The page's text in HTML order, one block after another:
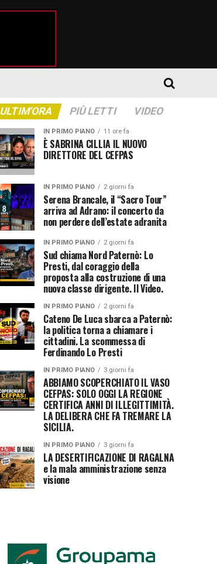
ULTIM'ORA PIÙ LETTI VIDEO
IN PRIMO PIANO 11 ore fa
È SABRINA CILLIA IL NUOVO
DIRETTORE DEL CEFPAS
IN PRIMO PIANO 2 giorni fa
Serena Brancale, il “Sacro Tour”
arriva ad Adrano: il concerto da
non perdere dell’estate adranita
IN PRIMO PIANO 2 giorni fa
Sud chiama Nord Paternò: Lo
Presti, dal coraggio della
proposta alla costruzione di una
nuova classe dirigente. Il Video.
IN PRIMO PIANO 2 giorni fa
Cateno De Luca sbarca a Paternò:
la politica torna a chiamare i
cittadini. La scommessa di
Ferdinando Lo Presti
IN PRIMO PIANO 3 giorni fa
ABBIAMO SCOPERCHIATO IL VASO
CEFPAS: SOLO OGGI LA REGIONE
CERTIFICA ANNI DI ILLEGITTIMITÀ.
LA DELIBERA CHE FA TREMARE LA
SICILIA.
IN PRIMO PIANO 3 giorni fa
LA DESERTIFICAZIONE DI RAGALNA
e la mala amministrazione senza
visione